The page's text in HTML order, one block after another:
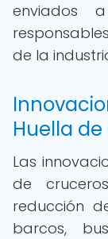
enviados
de la
Huella
Las
de
reducción
barcos,